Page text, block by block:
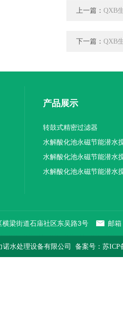
上一篇： QXB
下一篇： QXB
产品展示
转鼓式精密过滤器
水解酸化池永磁节能潜水
机厂家供应
水解酸化池永磁节能潜水
机厂家直销
水解酸化池永磁节能潜水
梁街道石庙社区东吴路3号 邮
水处理设备有限公司 备案号：苏ICP